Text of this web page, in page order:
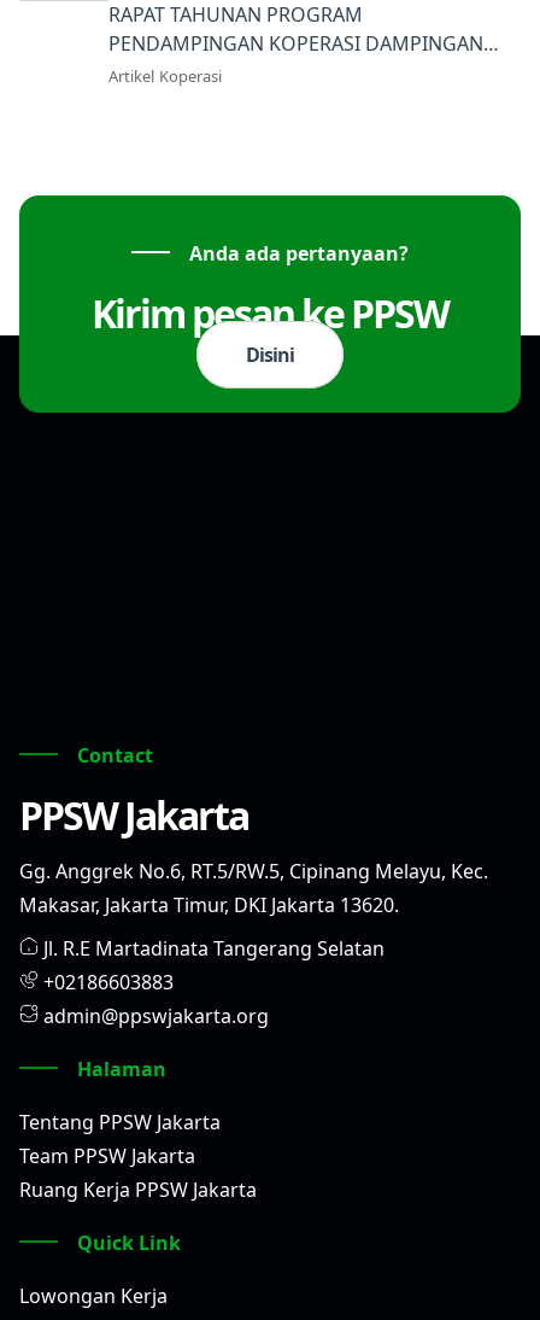
RAPAT TAHUNAN PROGRAM
PENDAMPINGAN KOPERASI DAMPINGAN
PPSW JAKARTA TAHUN 2023
Artikel Koperasi
Anda ada pertanyaan?
Kirim pesan ke PPSW
Disini
Contact
PPSW Jakarta
Gg. Anggrek No.6, RT.5/RW.5, Cipinang Melayu, Kec.
Makasar, Jakarta Timur, DKI Jakarta 13620.
Jl. R.E Martadinata Tangerang Selatan
+02186603883
admin@ppswjakarta.org
Halaman
Tentang PPSW Jakarta
Team PPSW Jakarta
Ruang Kerja PPSW Jakarta
Quick Link
Lowongan Kerja